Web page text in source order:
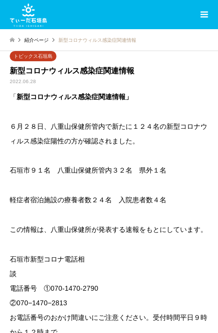
紹介ページ 新型コロナウィルス感染症関連情報
トピックス石垣島
新型コロナウィルス感染症関連情報
2022.06.28
「新型コロナウィルス感染症関連情報」
６月２８日、八重山保健所管内で新たに１２４名の新型コロナウ
ィルス感染症陽性の方が確認されました。
石垣市９１名 八重山保健所管内３２名 県外１名
軽症者宿泊施設の療養者数２４名 入院患者数４名
この情報は、八重山保健所が発表する速報をもとにしています。
石垣市新型コロナ電話相
電話番号 ①070-1470-2790
②070−1470−2813
お電話番号のおかけ間違いにご注意ください。受付時間平日９時